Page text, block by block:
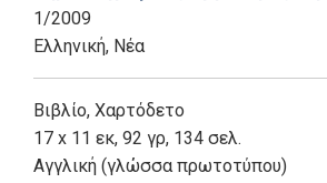
1/2009
Ελληνική, Νέα
Βιβλίο, Χαρτόδετο
17 x 11 εκ, 92 γρ, 134 σελ.
Αγγλική (γλώσσα πρωτοτύπου)